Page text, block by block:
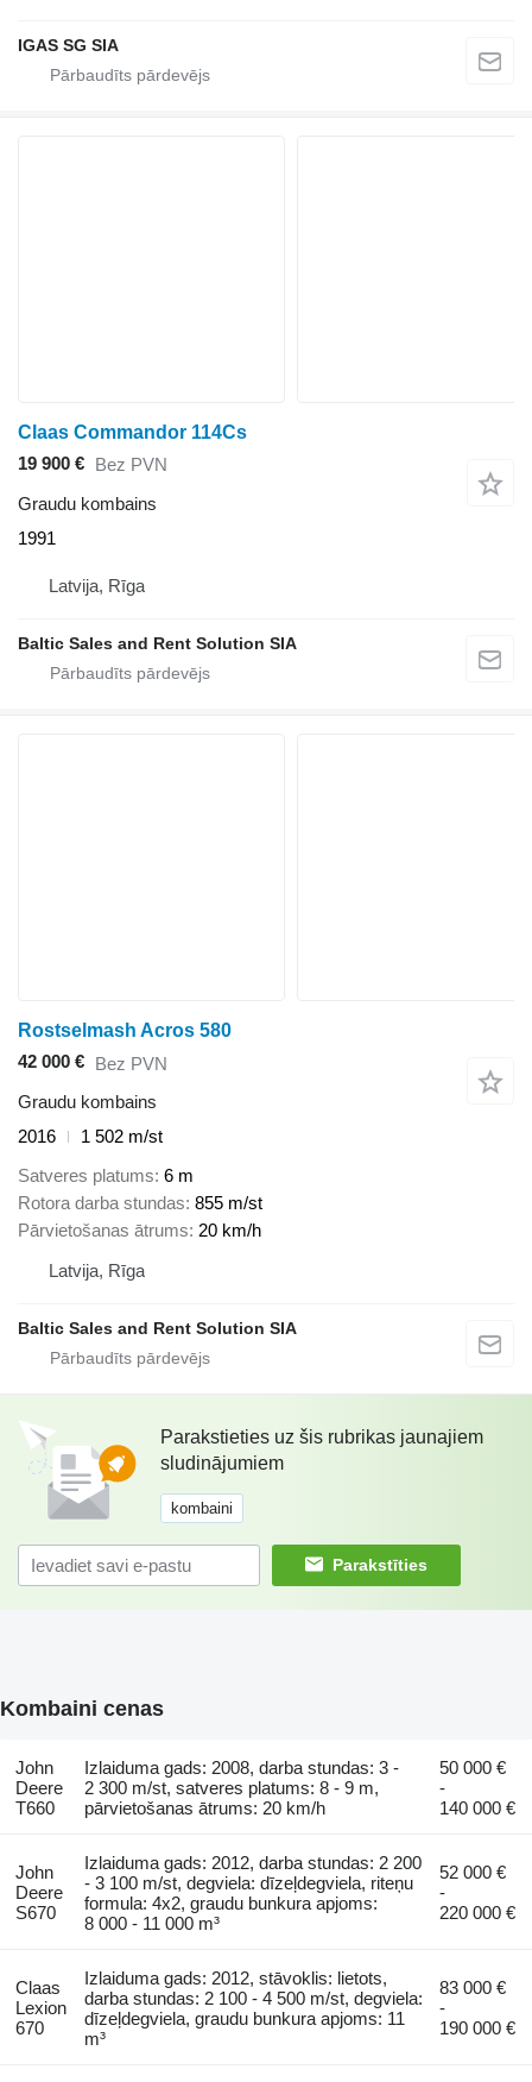
IGAS SG SIA
Claas Commandor 114Cs
19 900 € Bez PVN
Graudu kombains
1991
Latvija, Rīga
Baltic Sales and Rent Solution SIA
Rostselmash Acros 580
42 000 € Bez PVN
Graudu kombains
2016
1 502 m/st
Satveres platums 6 m
Rotora darba stundas 855 m/st
Pārvietošanas ātrums 20 km/h
Latvija, Rīga
Baltic Sales and Rent Solution SIA
Parakstieties uz šis rubrikas jaunajiem
sludinājumiem
kombaini
Parakstīties
Kombaini cenas
John
Deere
T660
Izlaiduma gads: 2008, darba stundas: 3 -
2 300 m/st, satveres platums: 8 - 9 m,
pārvietošanas ātrums: 20 km/h
50 000 €
-
140 000 €
John
Deere
S670
Izlaiduma gads: 2012, darba stundas: 2 200
- 3 100 m/st, degviela: dīzeļdegviela, riteņu
formula: 4x2, graudu bunkura apjoms:
8 000 - 11 000 m³
52 000 €
-
220 000 €
Claas
Lexion
670
Izlaiduma gads: 2012, stāvoklis: lietots,
darba stundas: 2 100 - 4 500 m/st, degviela:
dīzeļdegviela, graudu bunkura apjoms: 11
m³
83 000 €
-
190 000 €